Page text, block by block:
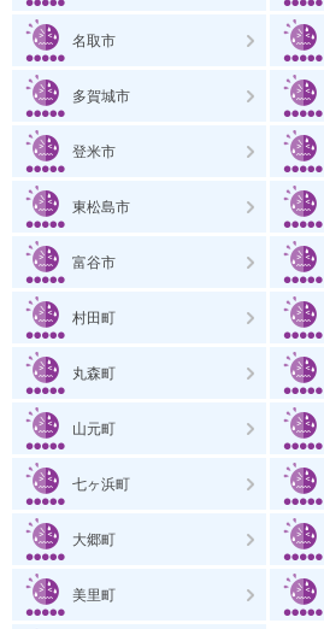
名取市
多賀城市
登米市
東松島市
富谷市
村田町
丸森町
山元町
七ヶ浜町
大郷町
美里町